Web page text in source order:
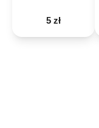
5 zł